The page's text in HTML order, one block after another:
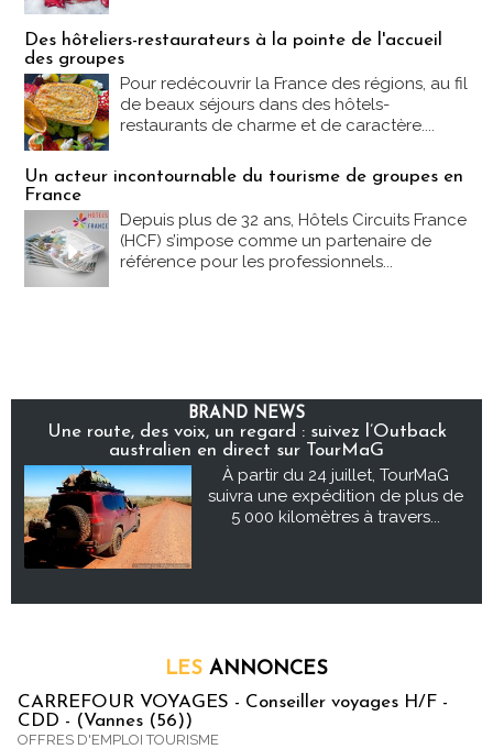
Des hôteliers-restaurateurs à la pointe de l'accueil
des groupes
Pour redécouvrir la France des régions, au fil
de beaux séjours dans des hôtels-
restaurants de charme et de caractère....
Un acteur incontournable du tourisme de groupes en
France
Depuis plus de 32 ans, Hôtels Circuits France
(HCF) s’impose comme un partenaire de
référence pour les professionnels...
BRAND NEWS
Une route, des voix, un regard : suivez l’Outback
australien en direct sur TourMaG
À partir du 24 juillet, TourMaG
suivra une expédition de plus de
5 000 kilomètres à travers...
LES ANNONCES
CARREFOUR VOYAGES - Conseiller voyages H/F -
CDD - (Vannes (56))
OFFRES D'EMPLOI TOURISME